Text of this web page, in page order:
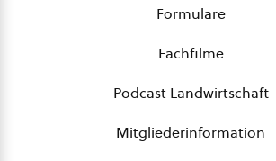
Formulare
Fachfilme
Podcast Landwirtschaft
Mitgliederinformation